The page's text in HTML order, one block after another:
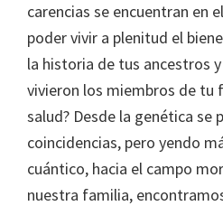
carencias se encuentran en
poder vivir a plenitud el
la historia de tus ancestros
vivieron los miembros de tu
salud? Desde la genética se
coincidencias, pero yendo
cuántico, hacia el campo
nuestra familia,